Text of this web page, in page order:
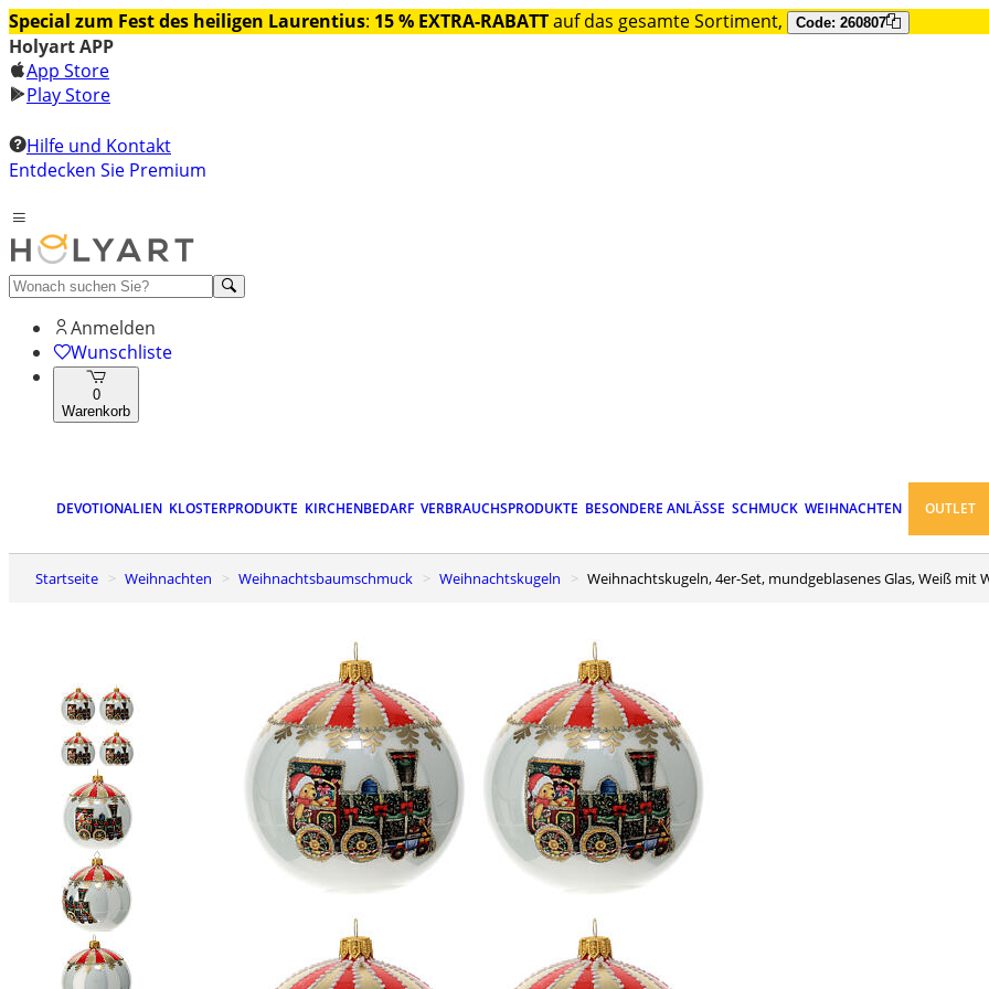
Special zum Fest des heiligen Laurentius: 15 % EXTRA-RABATTauf das gesamte Sortiment, Code: 260807
Holyart APP
App Store
Play Store
Hilfe und Kontakt
Entdecken Sie Premium
Anmelden
Wunschliste
0
Warenkorb
DEVOTIONALIEN KLOSTERPRODUKTE KIRCHENBEDARF VERBRAUCHSPRODUKTE BESONDERE ANLÄSSE SCHMUCK WEIHNACHTEN OUTLET
Startseite Weihnachten Weihnachtsbaumschmuck Weihnachtskugeln Weihnachtskugeln, 4er-Set, mundgeblasenes Glas, Weiß mit